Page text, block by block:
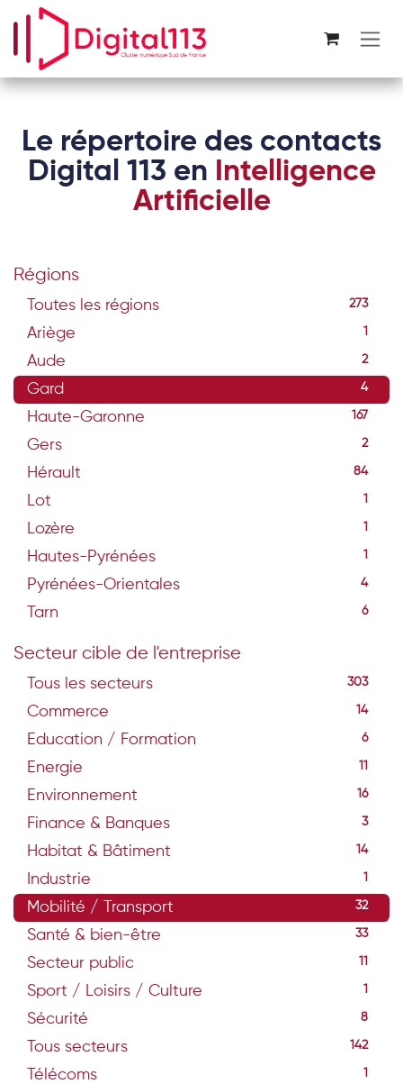
Se rendre au contenu
Le répertoire des contacts
Digital 113 en Intelligence
Artificielle
Régions
Toutes les régions 273
Ariège 1
Aude 2
Gard 4
Haute-Garonne 167
Gers 2
Hérault 84
Lot 1
Lozère 1
Hautes-Pyrénées 1
Pyrénées-Orientales 4
Tarn 6
Secteur cible de l'entreprise
Tous les secteurs 303
Commerce 14
Education / Formation 6
Energie 11
Environnement 16
Finance & Banques 3
Habitat & Bâtiment 14
Industrie 1
Mobilité / Transport 32
Santé & bien-être 33
Secteur public 11
Sport / Loisirs / Culture 1
Sécurité 8
Tous secteurs 142
Télécoms 1